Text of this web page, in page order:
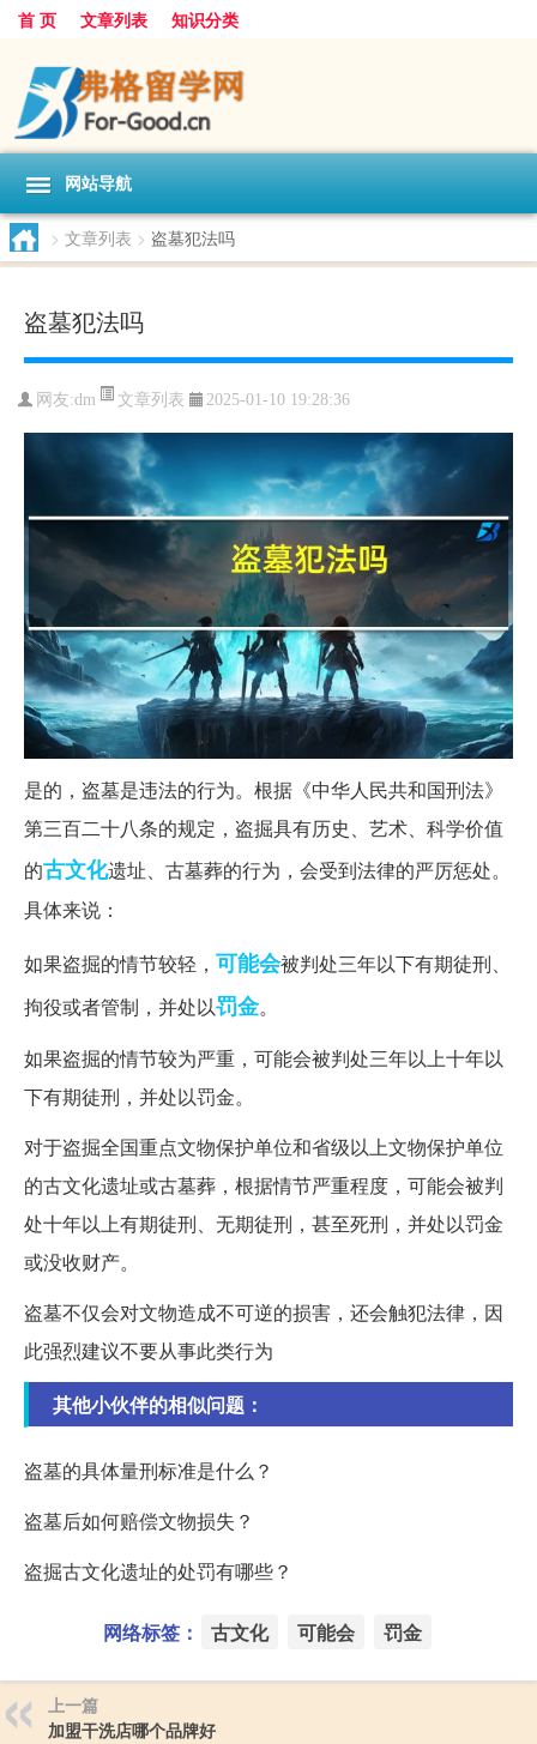
首 页 文章列表 知识分类
网站导航
> 文章列表 > 盗墓犯法吗
盗墓犯法吗
网友:dm 文章列表 2025-01-10 19:28:36
是的，盗墓是违法的行为。根据《中华人民共和国刑法》
第三百二十八条的规定，盗掘具有历史、艺术、科学价值
的古文化遗址、古墓葬的行为，会受到法律的严厉惩处。
具体来说：
如果盗掘的情节较轻， 可能会被判处三年以下有期徒刑、
拘役或者管制，并处以罚金。
如果盗掘的情节较为严重，可能会被判处三年以上十年以
下有期徒刑，并处以罚金。
对于盗掘全国重点文物保护单位和省级以上文物保护单位
的古文化遗址或古墓葬，根据情节严重程度，可能会被判
处十年以上有期徒刑、无期徒刑，甚至死刑，并处以罚金
或没收财产。
盗墓不仅会对文物造成不可逆的损害，还会触犯法律，因
此强烈建议不要从事此类行为
其他小伙伴的相似问题：
盗墓的具体量刑标准是什么？
盗墓后如何赔偿文物损失？
盗掘古文化遗址的处罚有哪些？
网络标签： 古文化 可能会 罚金
上一篇
加盟干洗店哪个品牌好